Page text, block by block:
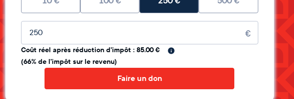
Montant libre €
Coût réel après réduction d'impôt : 85.00 €
(66% de l'impôt sur le revenu)
Faire un don